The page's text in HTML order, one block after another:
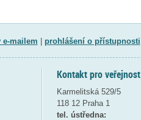
e-mailem prohlášení o přístupnosti
Kontakt pro veřejnost
Karmelitská 529/5
118 12 Praha 1
tel. ústředna: